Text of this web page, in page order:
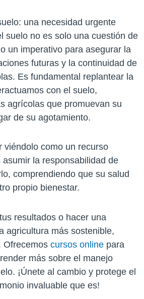
una necesidad urgente
suelo no es solo una cuestión de
un imperativo para asegurar la
futuras y la continuidad de
Es fundamental replantear la
con el suelo,
agrícolas que promuevan su
de su agotamiento.
viéndolo como un recurso
la responsabilidad de
comprendiendo que su salud
propio bienestar.
resultados o hacer una
agricultura más sostenible,
Ofrecemos cursos online para
más sobre el manejo
¡Únete al cambio y protege el
invaluable que es!